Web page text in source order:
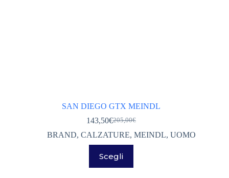
SAN DIEGO GTX MEINDL
205,00€
Il
prezzo
era:
205,00€.
143,50€Il
prezzo
143,50€.
BRAND, CALZATURE, MEINDL, UOMO
Scegli
prodotto
ha